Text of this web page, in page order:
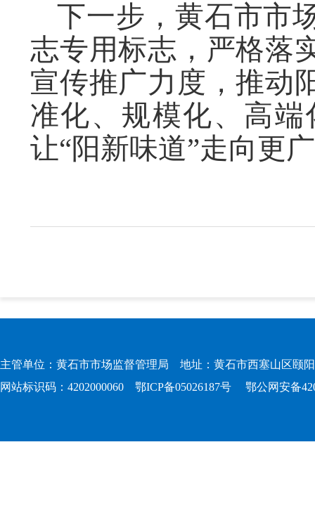
下一步，黄石市市
志专用标志，严格落
宣传推广力度，推动
准化、规模化、高
让“阳新味道”走向更
主管单位：黄石市市场监督管理局 地址：黄石市西塞山区颐
网站标识码：4202000060 鄂ICP备05026187号 鄂公网安备